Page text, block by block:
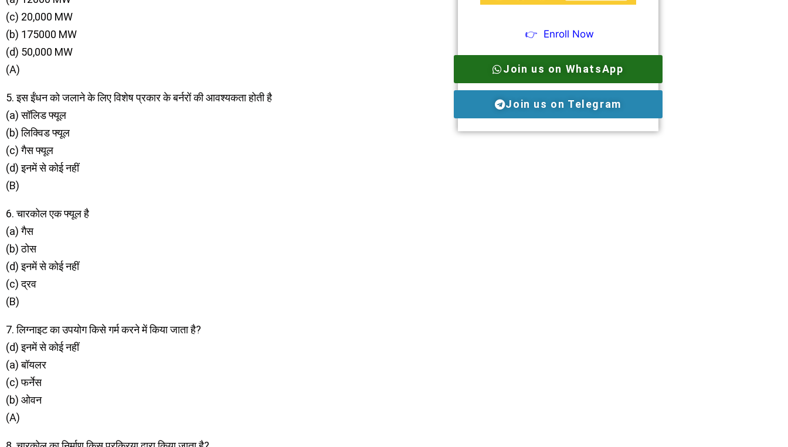
(c) 20,000 MW
(b) 175000 MW
(d) 50,000 MW
(A)
5. इस ईंधन को जलाने के लिए विशेष प्रकार के बर्नरों की आवश्यकता होती है
(a) सॉलिड फ्यूल
(b) लिक्विड फ्यूल
(c) गैस फ्यूल
(d) इनमें से कोई नहीं
(B)
6. चारकोल एक फ्यूल है
(a) गैस
(b) ठोस
(d) इनमें से कोई नहीं
(c) द्रव
(B)
7. लिग्नाइट का उपयोग किसे गर्म करने में किया जाता है?
(d) इनमें से कोई नहीं
(a) बॉयलर
(c) फर्नेस
(b) ओवन
(A)
👉 Enroll Now
Join us on WhatsApp
Join us on Telegram